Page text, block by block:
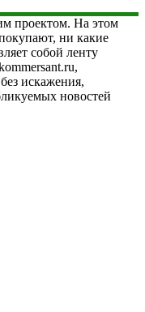
проектом. На этом
ни какие
собой ленту
искажения,
новостей